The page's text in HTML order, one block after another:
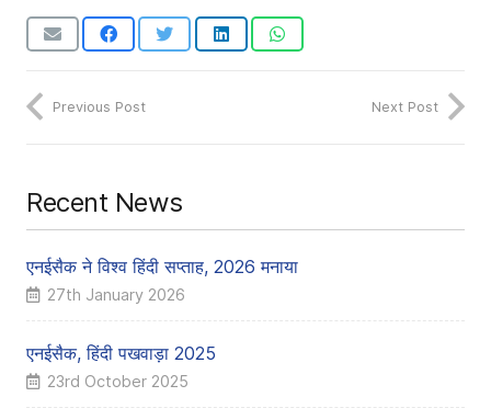
Previous Post Next Post
Recent News
एनईसैक ने विश्व हिंदी सप्ताह, 2026 मनाया
27th January 2026
एनईसैक, हिंदी पखवाड़ा 2025
23rd October 2025